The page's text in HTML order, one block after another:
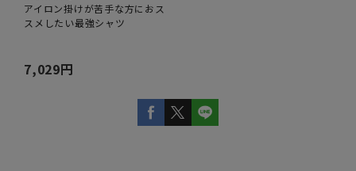
アイロン掛けが苦手な方におス
スメしたい最強シャツ
7,029円